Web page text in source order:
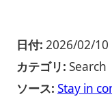
日付: 2026/02/10
カテゴリ: Search
ソース: Stay in